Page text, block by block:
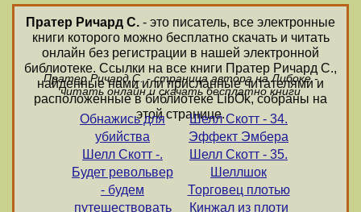
Пратер Ричард С. - это писатель, все электронные
книги которого можно бесплатно скачать и читать
онлайн без регистрации в нашей электронной
библиотеке. Ссылки на все книги Пратер Ричард С.,
найденные нами или присланные читателями и
расположенные в библиотеке LibOk, собраны на
этой странице.
Пратер Ричард С. - страница автора на Либоке -
читать онлайн и скачать бесплатно книги
Обнажись для
убийства
Шелл Скотт -.
Будет револьвер
- будем
путешествовать
Шелл Скотт - 34.
Эффект Эмбера
Шелл Скотт - 35.
Шеллшок
Торговец плотью
Кинжал из плоти